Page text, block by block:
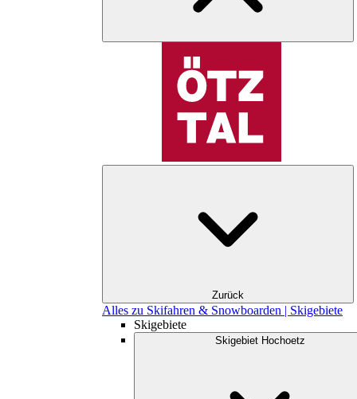
Zurück
Alles zu Skifahren & Snowboarden | Skigebiete
Skigebiete
Skigebiet Hochoetz